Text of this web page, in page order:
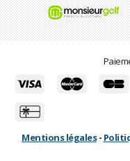
Mentions légales-